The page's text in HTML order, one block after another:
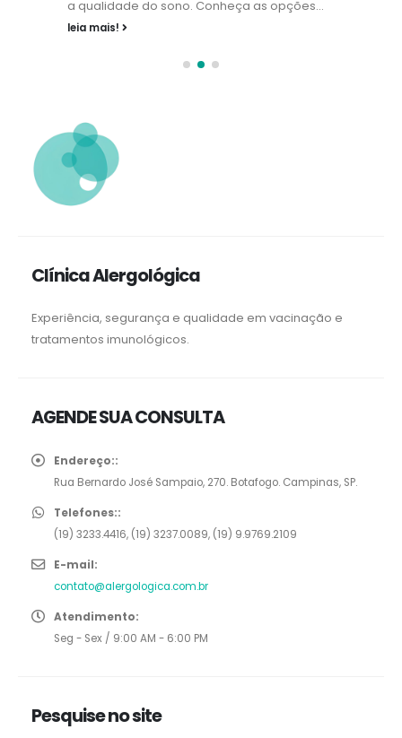
a qualidade do sono. Conheça as opções...
leia mais!
Clínica Alergológica
Experiência, segurança e qualidade em vacinação e
tratamentos imunológicos.
AGENDE SUA CONSULTA
Endereço::
Rua Bernardo José Sampaio, 270. Botafogo. Campinas, SP.
Telefones::
(19) 3233.4416, (19) 3237.0089, (19) 9.9769.2109
E-mail:
contato@alergologica.com.br
Atendimento:
Seg - Sex / 9:00 AM - 6:00 PM
Pesquise no site